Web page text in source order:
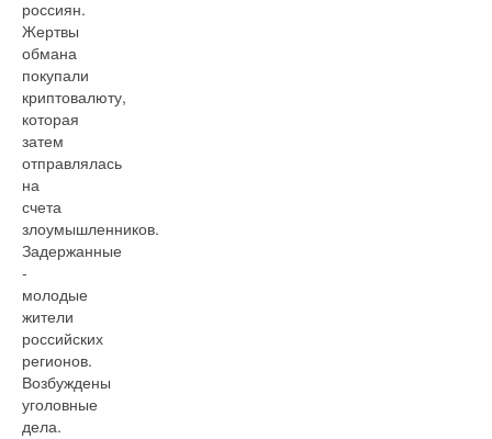
россиян.
Жертвы
обмана
покупали
криптовалюту,
которая
затем
отправлялась
на
счета
злоумышленников.
Задержанные
-
молодые
жители
российских
регионов.
Возбуждены
уголовные
дела.